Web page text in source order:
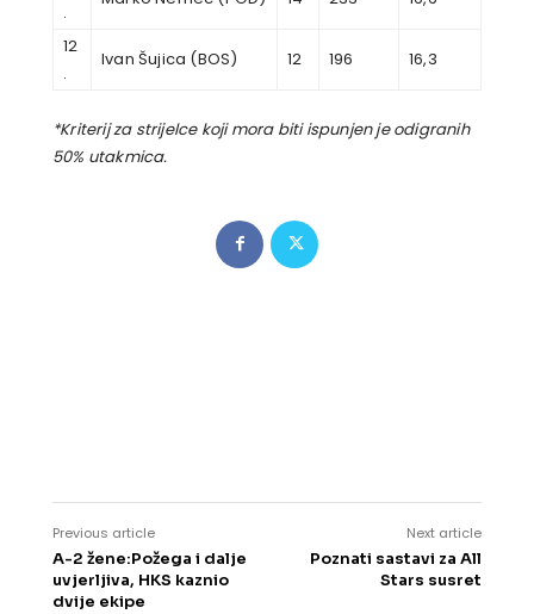
.
12
.
Ivan Šujica (BOS) 12 196 16,3
*Kriterij za strijelce koji mora biti ispunjen je odigranih
50% utakmica.
Previous article
A-2 žene:Požega i dalje
uvjerljiva, HKS kaznio
dvije ekipe
Next article
Poznati sastavi za All
Stars susret